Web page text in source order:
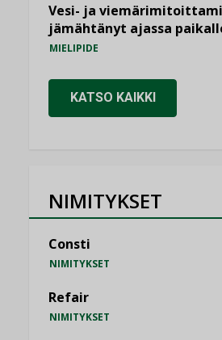
Vesi- ja
jämähtänyt ajassa
MIELIPIDE
KATSO KAIKKI
NIMITYKSET
Consti
NIMITYKSET
Refair
NIMITYKSET